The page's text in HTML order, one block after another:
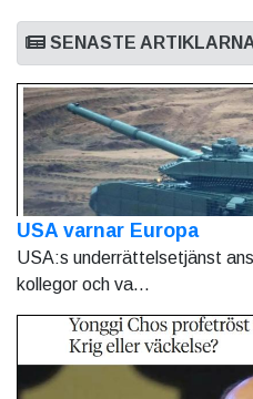
SENASTE
USA varnar Europa
USA:s underrättelsetjänst
kollegor och va...